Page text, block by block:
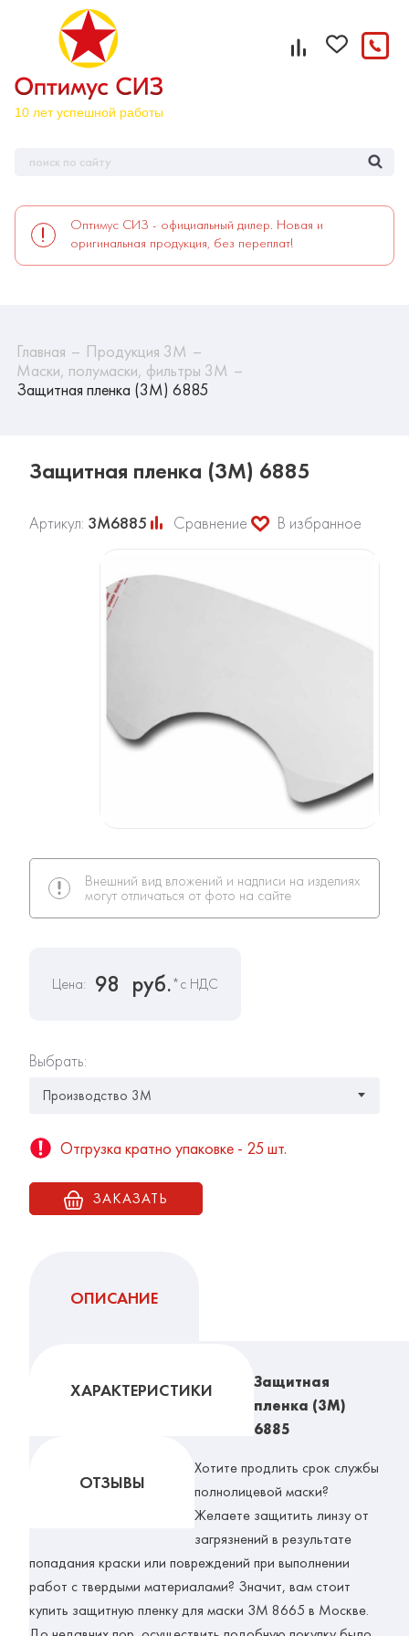
Оптимус СИЗ - официальный дилер. Новая и
оригинальная продукция, без переплат!
Главная
Продукция 3М
Маски, полумаски, фильтры 3М
Защитная пленка (3М) 6885
Защитная пленка (3М) 6885
Артикул: 3М6885 Сравнение В избранное
Внешний вид вложений и надписи на изделиях
могут отличаться от фото на сайте
Цена: 98 руб.*с НДС
Выбрать:
Отгрузка кратно упаковке - 25 шт.
ЗАКАЗАТЬ
ОПИСАНИЕ
ХАРАКТЕРИСТИКИ
ОТЗЫВЫ
Защитная
пленка (3М)
6885
Хотите продлить срок службы
полнолицевой маски?
Желаете защитить линзу от
загрязнений в результате
попадания краски или повреждений при выполнении
работ с твердыми материалами? Значит, вам стоит
купить защитную пленку для маски 3М 8665 в Москве.